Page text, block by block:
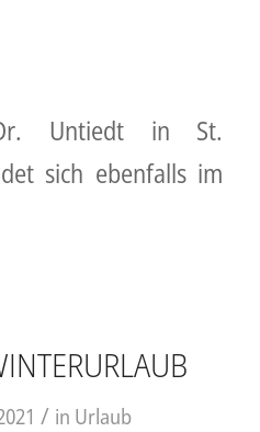
Untiedt in St.
sich ebenfalls im
/ in Urlaub